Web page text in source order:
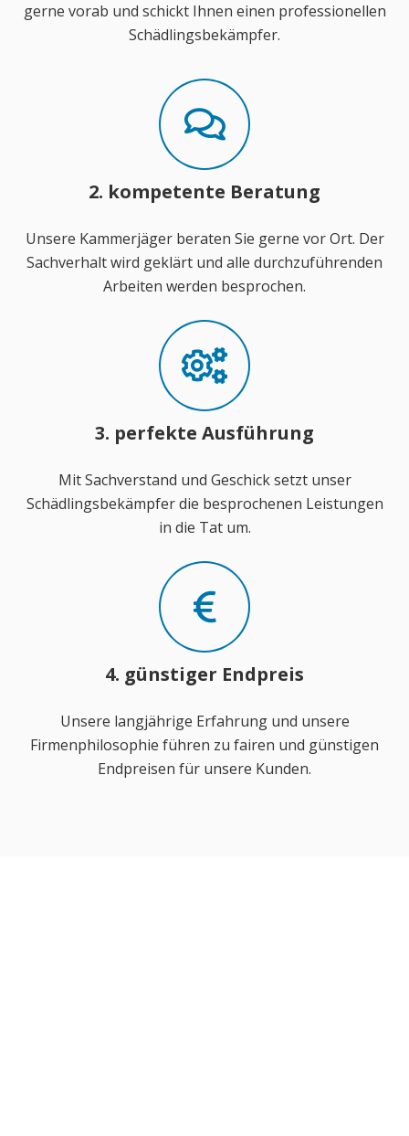
gerne vorab und schickt Ihnen einen professionellen
Schädlingsbekämpfer.
2. kompetente Beratung
Unsere Kammerjäger beraten Sie gerne vor Ort. Der
Sachverhalt wird geklärt und alle durchzuführenden
Arbeiten werden besprochen.
3. perfekte Ausführung
Mit Sachverstand und Geschick setzt unser
Schädlingsbekämpfer die besprochenen Leistungen
in die Tat um.
4. günstiger Endpreis
Unsere langjährige Erfahrung und unsere
Firmenphilosophie führen zu fairen und günstigen
Endpreisen für unsere Kunden.